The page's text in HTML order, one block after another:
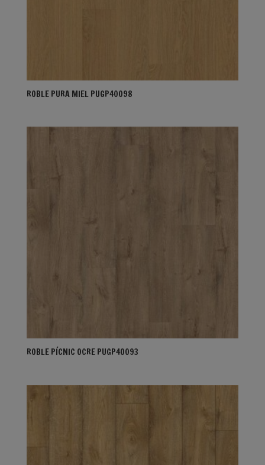
ROBLE PURA MIEL PUGP40098
ROBLE PÍCNIC OCRE PUGP40093